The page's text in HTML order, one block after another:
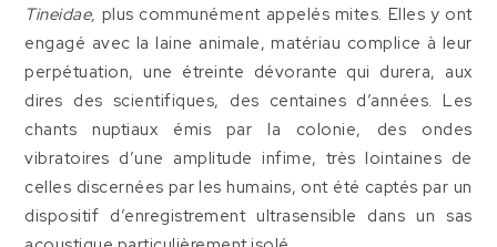
Tineidae, plus communément appelés mites. Elles y ont
engagé avec la laine animale, matériau complice à leur
perpétuation, une étreinte dévorante qui durera, aux
dires des scientifiques, des centaines d’années. Les
chants nuptiaux émis par la colonie, des ondes
vibratoires d’une amplitude infime, très lointaines de
celles discernées par les humains, ont été captés par un
dispositif d’enregistrement ultrasensible dans un sas